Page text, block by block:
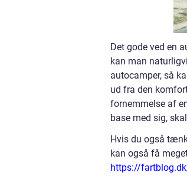
Det gode ved en
kan man
autocamper, så
ud fra den
fornemmelse af
base med sig,
Hvis du også
kan også få
https://